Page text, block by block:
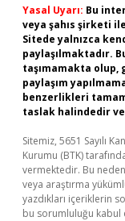
Yasal Uyarı: Bu
veya şahıs şirketi
Sitede yalnızca
paylaşılmaktadır.
taşımamakta olup,
paylaşım
benzerlikleri
taslak halindedir
Sitemiz, 5651 Sayılı
Kurumu (BTK)
vermektedir. Bu
veya araştırma
yazdıkları içeriklerin
bu sorumluluğu kabul